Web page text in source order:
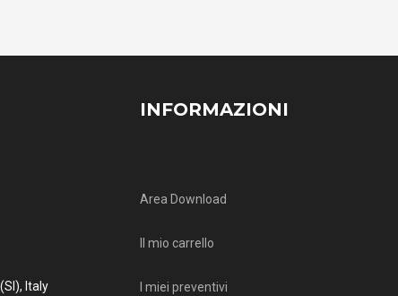
Italy
INFORMAZIONI
Area Download
Il mio carrello
I miei preventivi